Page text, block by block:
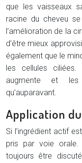
que les vaisseaux
racine du cheveu
l’amélioration de la
d’être mieux
également que le
les cellules
augmente et
qu’auparavant.
Application
Si l’ingrédient actif
pris par voie
toujours être